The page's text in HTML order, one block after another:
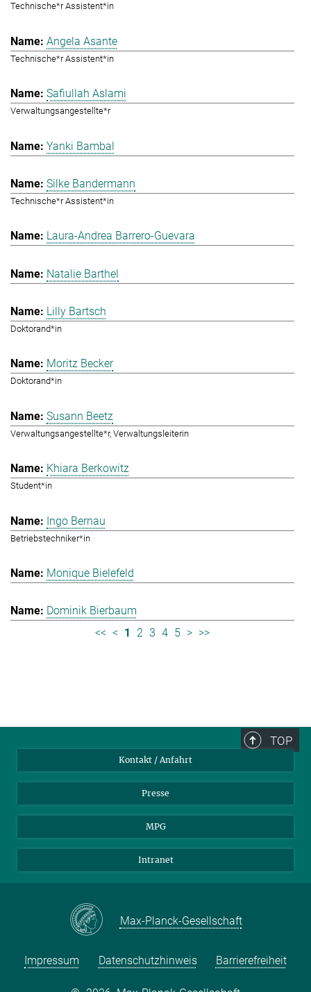
Technische*r Assistent*in
Angela Asante
Technische*r Assistent*in
Safiullah Aslami
Verwaltungsangestellte*r
Yanki Bambal
Silke Bandermann
Technische*r Assistent*in
Laura-Andrea Barrero-Guevara
Natalie Barthel
Lilly Bartsch
Doktorand*in
Moritz Becker
Doktorand*in
Susann Beetz
Verwaltungsangestellte*r, Verwaltungsleiterin
Khiara Berkowitz
Student*in
Ingo Bernau
Betriebstechniker*in
Monique Bielefeld
Dominik Bierbaum
<< < 1 2 3 4 5 > >>
TOP
Kontakt / Anfahrt
Presse
MPG
Intranet
Max-Planck-Gesellschaft
Impressum Datenschutzhinweis Barrierefreiheit